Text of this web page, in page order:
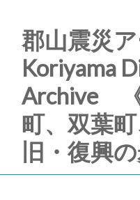
郡山震災
Koriyama
Archive
町、双葉
旧・復興の